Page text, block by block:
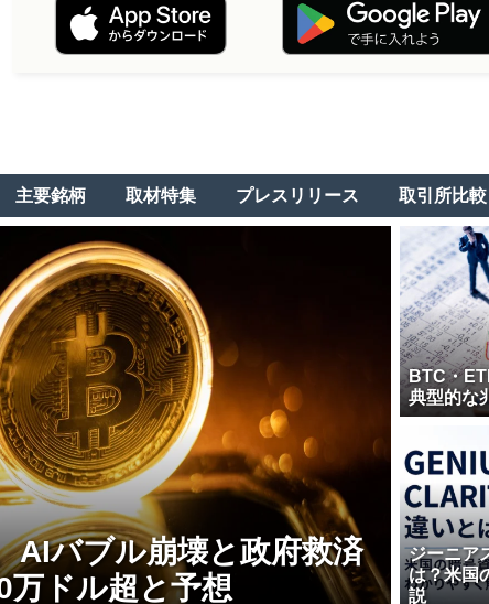
主要銘柄 取材特集 プレスリリース 取引所比較
AIバブル崩壊と政府救済
万ドル超と予想
BTC・
典型的な
ジーニア
は？米国
説